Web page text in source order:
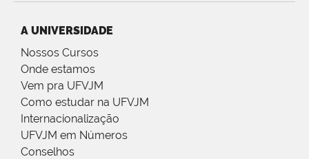
A UNIVERSIDADE
Nossos Cursos
Onde estamos
Vem pra UFVJM
Como estudar na UFVJM
Internacionalização
UFVJM em Números
Conselhos